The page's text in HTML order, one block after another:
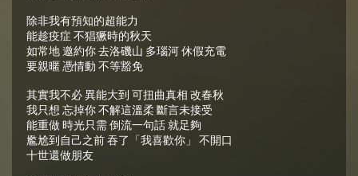
除非我有預知的超能力
能趁疫症 不猖獗時的秋天
如常地 邀約你 去洛磯山 多瑙河 休假充電
要親暱 憑情動 不等豁免
其實我不必 異能大到 可扭曲真相 改春秋
我只想 忘掉你 不解這溫柔 斷言未接受
能重做 時光只需 倒流一句話 就足夠
尷尬到自己之前 吞了「我喜歡你」 不開口
十世還做朋友